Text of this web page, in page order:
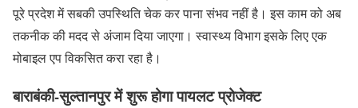
पूरे प्रदेश में सबकी उपस्थिति चेक कर पाना संभव नहीं है। इस काम को अब
तकनीक की मदद से अंजाम दिया जाएगा। स्वास्थ्य विभाग इसके लिए एक
मोबाइल एप विकसित करा रहा है।
बाराबंकी-सुल्तानपुर में शुरू होगा पायलट प्रोजेक्ट